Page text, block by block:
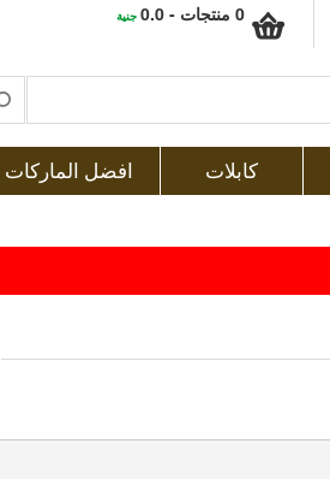
0 منتجات - 0.0 جنية
كابلات افضل الماركات